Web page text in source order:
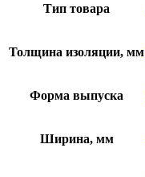
Тип товара
Толщина изоляции, мм
Форма выпуска
Ширина, мм